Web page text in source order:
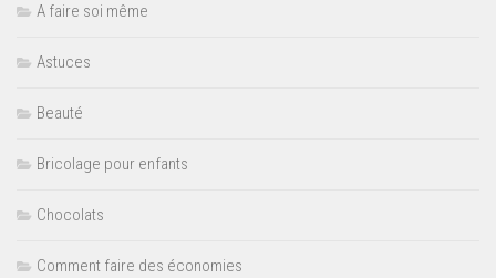
A faire soi même
Astuces
Beauté
Bricolage pour enfants
Chocolats
Comment faire des économies